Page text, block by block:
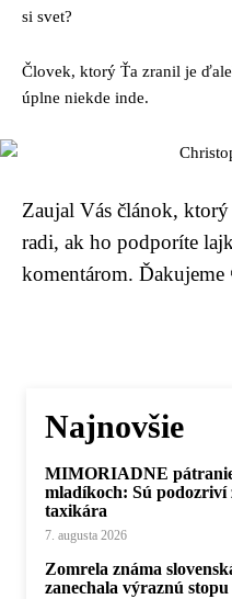
si svet?
Človek, ktorý Ťa zranil je
úplne niekde inde.
Zaujal Vás článok,
radi, ak ho podporíte
komentárom. Ďakujeme
Najnovšie
MIMORIADNE
mladíkoch: Sú
taxikára
7. augusta 2026
Zomrela známa
zanechala výraznú stopu